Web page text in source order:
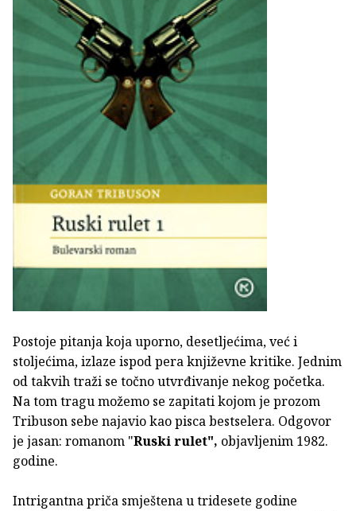
Postoje pitanja koja uporno, desetljećima, već i
stoljećima, izlaze ispod pera književne kritike. Jednim
od takvih traži se točno utvrđivanje nekog početka.
Na tom tragu možemo se zapitati kojom je prozom
Tribuson sebe najavio kao pisca bestselera. Odgovor
je jasan: romanom "Ruski rulet", objavljenim 1982.
godine.
Intrigantna priča smještena u tridesete godine